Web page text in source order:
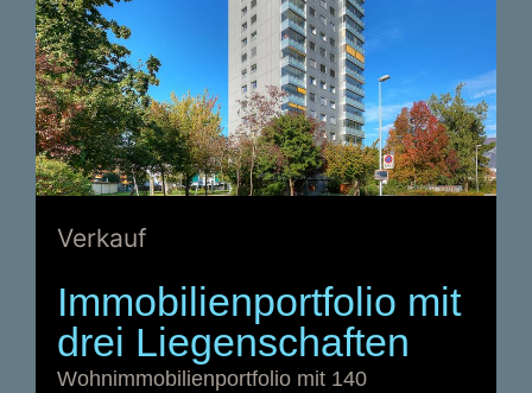
Verkauf
Immobilienportfolio mit
drei Liegenschaften
Wohnimmobilienportfolio mit 140